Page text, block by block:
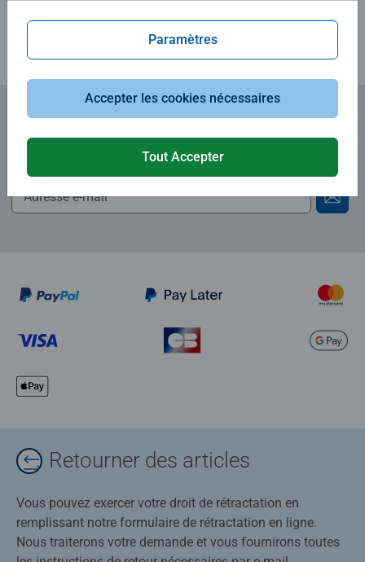
Consignes d'évaluation
Abonnez-vous à notre newsletter
et recevez un bon d'achat de 5€.
Retourner des articles
Vous pouvez exercer votre droit de rétractation en
remplissant notre formulaire de rétractation en ligne.
Nous traiterons votre demande et vous fournirons toutes
Paramètres
Accepter les cookies nécessaires
Tout Accepter